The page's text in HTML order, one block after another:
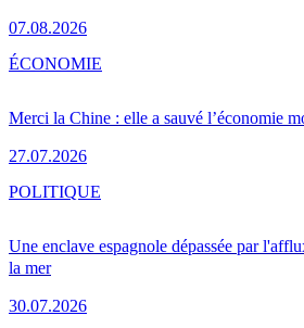
07.08.2026
Merci la Chine : elle a sauvé l’économie
27.07.2026
ÉCONOMIE
Une enclave espagnole dépassée par
la mer
30.07.2026
POLITIQUE